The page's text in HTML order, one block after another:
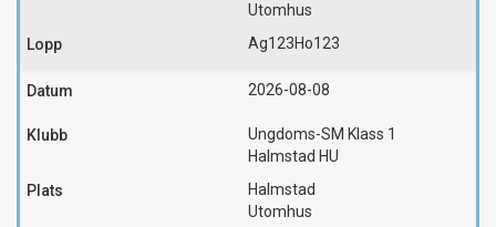
Utomhus
Ag123Ho123
2026-08-08
Ungdoms-SM Klass 1
Halmstad HU
Halmstad
Utomhus